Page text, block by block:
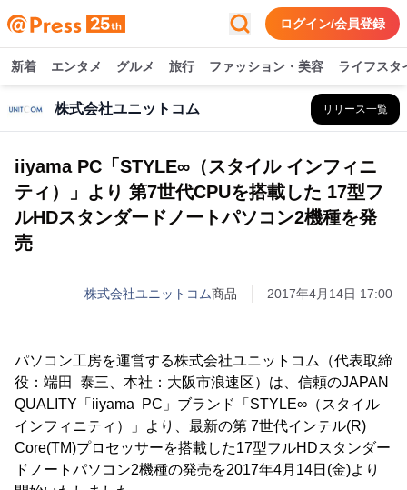
ログイン/会員登録
新着 エンタメ グルメ 旅行 ファッション・美容 ライフスタ
株式会社ユニットコム リリース一覧
iiyama PC「STYLE∞（スタイル インフィニ
ティ）」より 第7世代CPUを搭載した 17型フ
ルHDスタンダードノートパソコン2機種を発
売
株式会社ユニットコム商品 2017年4月14日 17:00
パソコン工房を運営する株式会社ユニットコム（代表取締
役：端田 泰三、本社：大阪市浪速区）は、信頼のJAPAN
QUALITY「iiyama PC」ブランド「STYLE∞（スタイル
インフィニティ）」より、最新の第 7世代インテル(R)
Core(TM)プロセッサーを搭載した17型フルHDスタンダー
ドノートパソコン2機種の発売を2017年4月14日(金)より